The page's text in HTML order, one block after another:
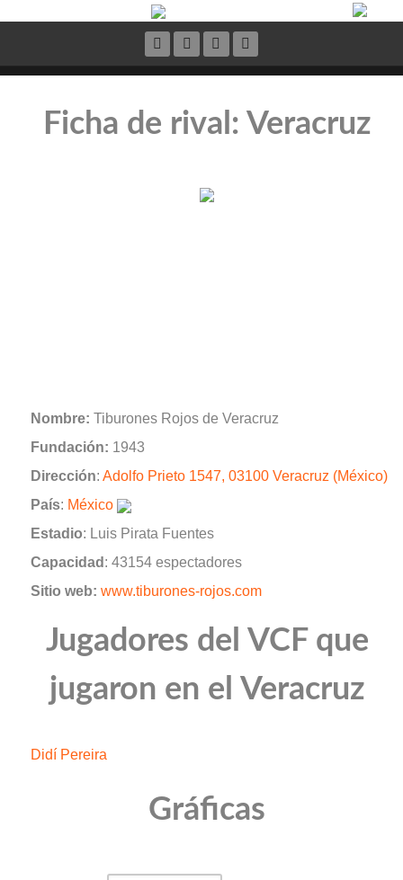
Ficha de rival: Veracruz
Nombre: Tiburones Rojos de Veracruz
Fundación: 1943
Dirección: Adolfo Prieto 1547, 03100 Veracruz (México)
País: México
Estadio: Luis Pirata Fuentes
Capacidad : 43154 espectadores
Sitio web: www.tiburones-rojos.com
Jugadores del VCF que
jugaron en el Veracruz
Didí Pereira
Gráficas